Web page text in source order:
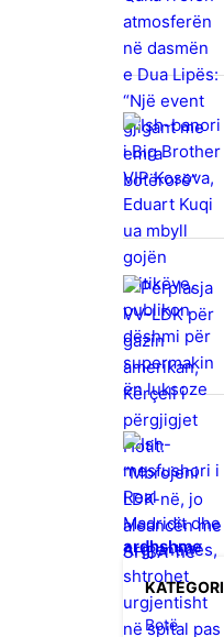
ardhshme
KATEGORI
Botë